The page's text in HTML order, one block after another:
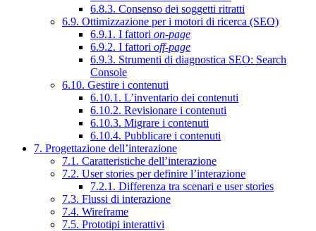
6.8.3. Consenso dei soggetti ritratti
6.9. Ottimizzazione per i motori di ricerca (SEO)
6.9.1. I fattori on-page
6.9.2. I fattori off-page
6.9.3. Strumenti di diagnostica SEO: Search
Console
6.10. Gestire i contenuti
6.10.1. L’inventario dei contenuti
6.10.2. Revisionare i contenuti
6.10.3. Migrare i contenuti
6.10.4. Pubblicare i contenuti
7. Progettazione dell’interazione
7.1. Caratteristiche dell’interazione
7.2. User stories per definire l’interazione
7.2.1. Differenza tra scenari e user stories
7.3. Flussi di interazione
7.4. Wireframe
7.5. Prototipi interattivi